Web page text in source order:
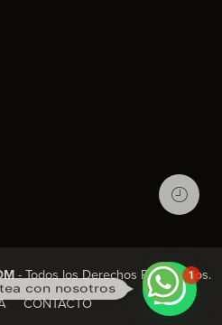
- Todos los Derechos Reservados.
CONTACTO
con nosotros
1